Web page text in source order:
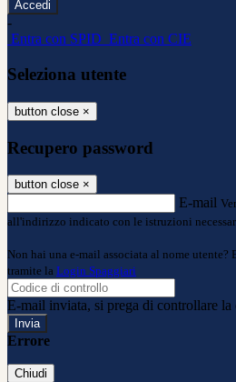
-
Entra con SPID Entra con CIE
Seleziona utente
button close ×
Recupero password
button close ×
E-mail
all'indirizzo indicato con le istruzioni
Non hai una e-mail associata al nome utente?
tramite la Login Spaggiari
E-mail inviata, si prega di controllare la
Errore
Chiudi